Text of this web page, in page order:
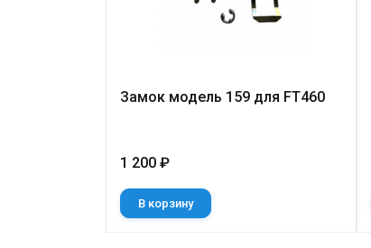
Замок модель 159 для FT460
1 200 ₽
В корзину